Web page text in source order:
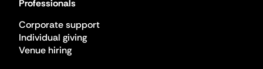
Professionals
Corporate support
Individual giving
Venue hiring